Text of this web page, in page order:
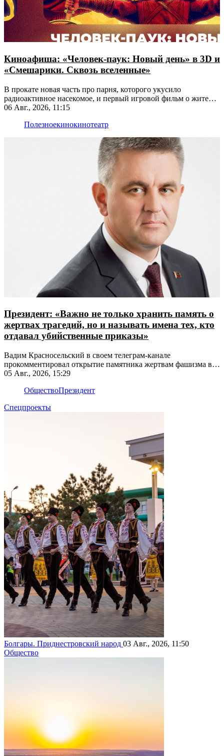
Киноафиша: «Человек-паук: Новый день» в 3D и
«Смешарики. Сквозь вселенные»
В прокате новая часть про парня, которого укусило
радиоактивное насекомое, и первый игровой фильм о жителях
Ромашковой долины
06 Авг., 2026, 11:15
Полезноекинокинотеатр
Президент: «Важно не только хранить память о
жертвах трагедий, но и называть имена тех, кто
отдавал убийственные приказы»
Вадим Красносельский в своем телеграм-канале
прокомментировал открытие памятника жертвам фашизма в
Рыбнице
05 Авг., 2026, 15:29
ОбществоПрезидент
Спецпроекты
Болгары. Приднестровский народ 03 Авг., 2026, 11:50
Общество